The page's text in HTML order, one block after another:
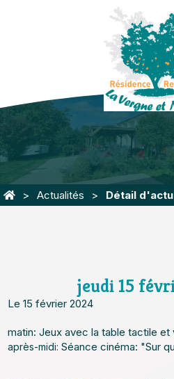
Actualités Détail
jeudi 15
Le 15 février 2024
matin: Jeux avec la table tactile
après-midi:Séance cinéma: "Sur